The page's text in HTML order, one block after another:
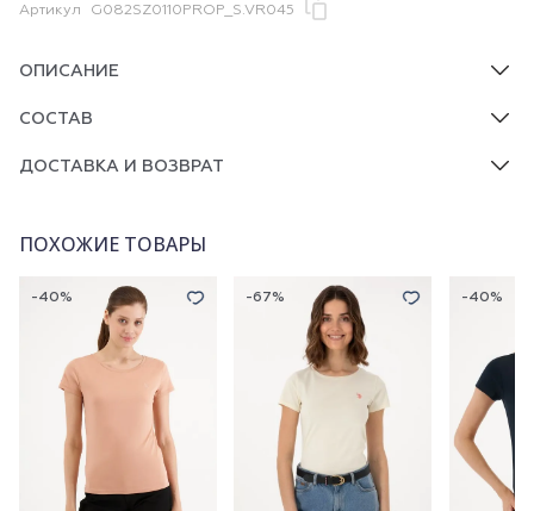
Артикул G082SZ0110PROP_S.VR045
ОПИСАНИЕ
СОСТАВ
ДОСТАВКА И ВОЗВРАТ
ПОХОЖИЕ ТОВАРЫ
-40% -67% -40%